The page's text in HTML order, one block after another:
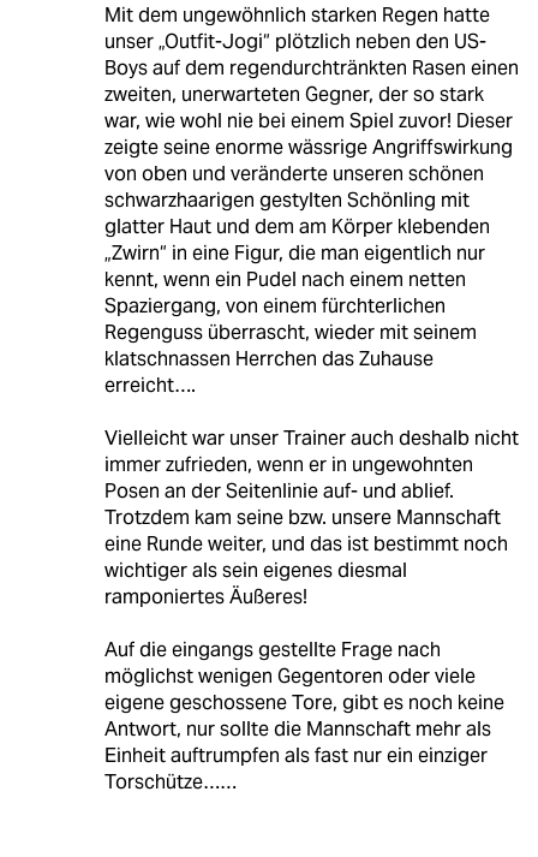
Mit dem ungewöhnlich starken Regen hatte
unser „Outfit-Jogi“ plötzlich neben den US-
Boys auf dem regendurchtränkten Rasen einen
zweiten, unerwarteten Gegner, der so stark
war, wie wohl nie bei einem Spiel zuvor! Dieser
zeigte seine enorme wässrige Angriffswirkung
von oben und veränderte unseren schönen
schwarzhaarigen gestylten Schönling mit
glatter Haut und dem am Körper klebenden
„Zwirn“ in eine Figur, die man eigentlich nur
kennt, wenn ein Pudel nach einem netten
Spaziergang, von einem fürchterlichen
Regenguss überrascht, wieder mit seinem
klatschnassen Herrchen das Zuhause
erreicht….
Vielleicht war unser Trainer auch deshalb nicht
immer zufrieden, wenn er in ungewohnten
Posen an der Seitenlinie auf- und ablief.
Trotzdem kam seine bzw. unsere Mannschaft
eine Runde weiter, und das ist bestimmt noch
wichtiger als sein eigenes diesmal
ramponiertes Äußeres!
Auf die eingangs gestellte Frage nach
möglichst wenigen Gegentoren oder viele
eigene geschossene Tore, gibt es noch keine
Antwort, nur sollte die Mannschaft mehr als
Einheit auftrumpfen als fast nur ein einziger
Torschütze……